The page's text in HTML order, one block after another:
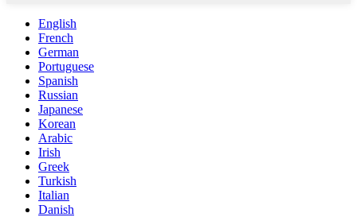
English
French
German
Portuguese
Spanish
Russian
Japanese
Korean
Arabic
Irish
Greek
Turkish
Italian
Danish